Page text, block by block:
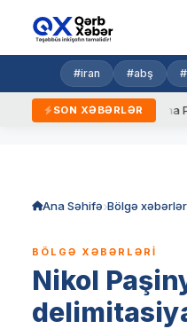
#iran #abş
SON XƏBƏRLƏR
Ukrayna Prezidenti
Ana Səhifə Bölgə
BÖLGƏ XƏBƏRLƏRI
Nikol